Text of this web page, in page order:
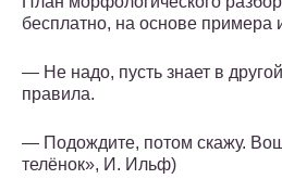
бесплатно, на основе примера
— Не надо, пусть знает в
правила.
— Подождите, потом скажу.
телёнок», И. Ильф)